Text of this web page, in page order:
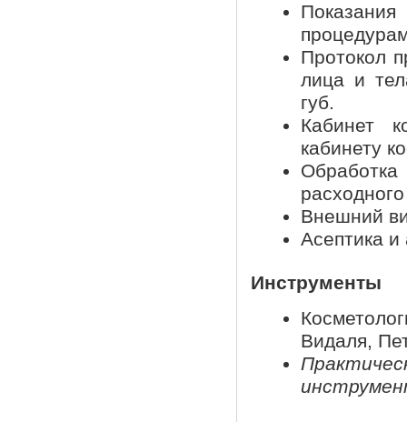
Протокол
лица и
губ.
Кабинет
кабинету
Внешний
Асептика и
Инструменты
Видаля,